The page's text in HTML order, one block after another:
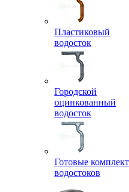
Пластиковый
водосток
Городской
оцинкованный
водосток
Готовые
водостоков